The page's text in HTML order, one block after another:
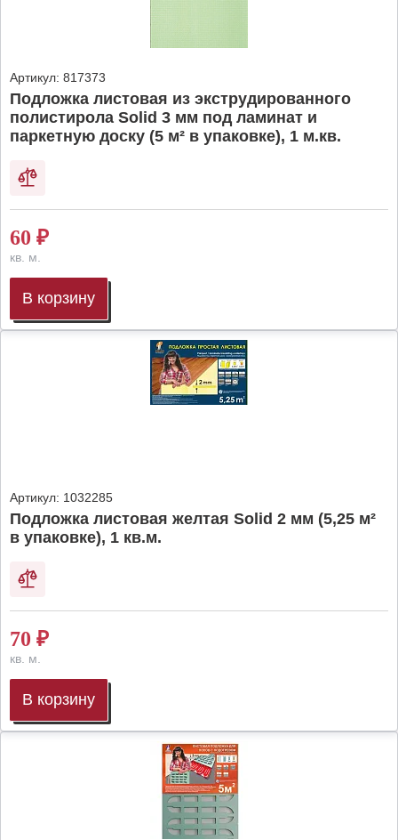
Артикул: 817373
Подложка листовая из экструдированного
полистирола Solid 3 мм под ламинат и
паркетную доску (5 м² в упаковке), 1 м.кв.
60 ₽
кв. м.
В корзину
Артикул: 1032285
Подложка листовая желтая Solid 2 мм (5,25 м²
в упаковке), 1 кв.м.
70 ₽
кв. м.
В корзину